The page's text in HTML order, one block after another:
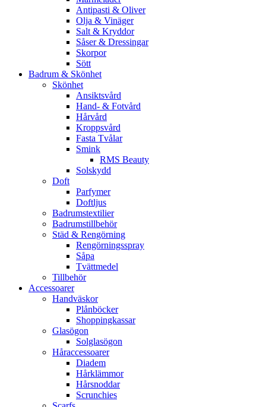
Antipasti & Oliver
Olja & Vinäger
Salt & Kryddor
Såser & Dressingar
Skorpor
Sött
Badrum & Skönhet
Skönhet
Ansiktsvård
Hand- & Fotvård
Hårvård
Kroppsvård
Fasta Tvålar
Smink
RMS Beauty
Solskydd
Doft
Parfymer
Doftljus
Badrumstextilier
Badrumstillbehör
Städ & Rengörning
Rengörningsspray
Såpa
Tvättmedel
Tillbehör
Accessoarer
Handväskor
Plånböcker
Shoppingkassar
Glasögon
Solglasögon
Håraccessoarer
Diadem
Hårklämmor
Hårsnoddar
Scrunchies